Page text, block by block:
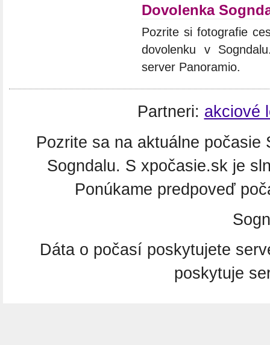
Dovolenka
Pozrite si fotografie
dovolenku v
server Panoramio.
Partneri: akciové
Pozrite sa na aktuálne
Sogndalu. S xpočasie.sk je
Ponúkame predpoveď
Dáta o počasí poskytujete
poskytuje